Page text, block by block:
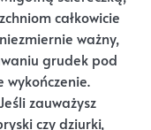
całkowicie
ważny,
grudek pod
zauważysz
czy dziurki,